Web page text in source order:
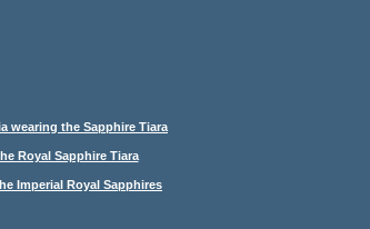
wearing the Sapphire Tiara
Royal Sapphire Tiara
Imperial Royal Sapphires